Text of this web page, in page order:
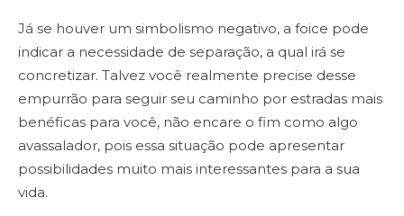
Já se houver um simbolismo negativo, a foice pode
indicar a necessidade de separação, a qual irá se
concretizar. Talvez você realmente precise desse
empurrão para seguir seu caminho por estradas mais
benéficas para você, não encare o fim como algo
avassalador, pois essa situação pode apresentar
possibilidades muito mais interessantes para a sua
vida.